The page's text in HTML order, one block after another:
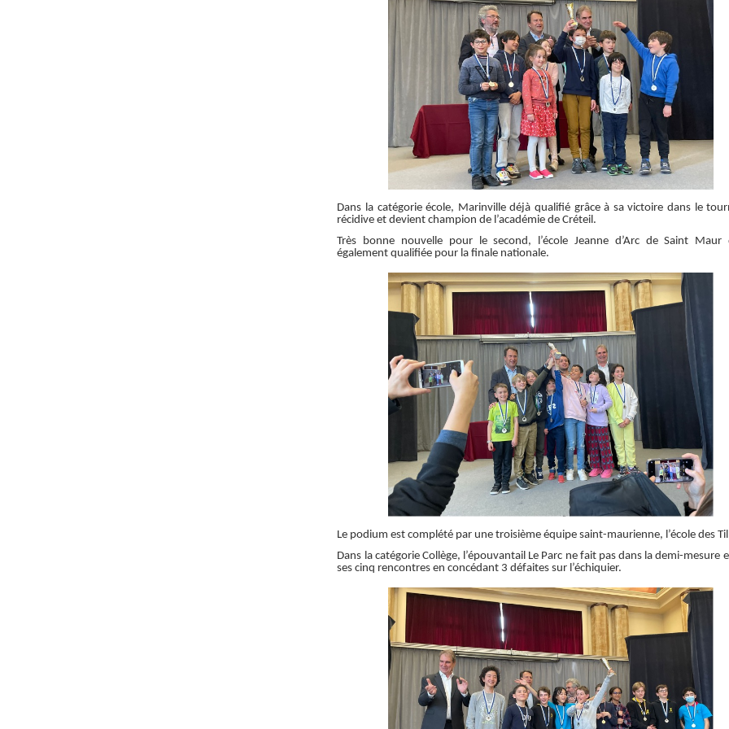
Dans la catégorie école, Marinville déjà qualifié grâce à sa victoire dans le
récidive et devient champion de l’académie de Créteil.
Très bonne nouvelle pour le second, l’école Jeanne d’Arc de Saint Maur
également qualifiée pour la finale nationale.
Le podium est complété par une troisième équipe saint-maurienne, l’école des
Dans la catégorie Collège, l’épouvantail Le Parc ne fait pas dans la demi-mesure
ses cinq rencontres en concédant 3 défaites sur l’échiquier.